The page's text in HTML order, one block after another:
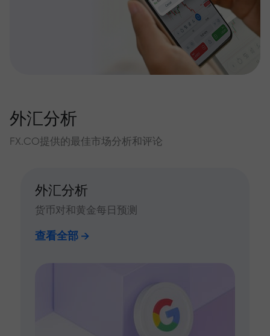
外汇分析
FX.CO提供的最佳市场分析和评论
外汇分析
货币对和黄金每日预测
查看全部